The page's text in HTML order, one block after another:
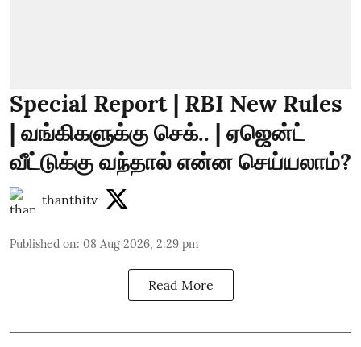
Special Report | RBI New Rules
| வங்கிகளுக்கு செக்.. | ஏஜென்ட்
வீட்டுக்கு வந்தால் என்ன செய்யலாம்?
thanthitv
Published on: 08 Aug 2026, 2:29 pm
Read More